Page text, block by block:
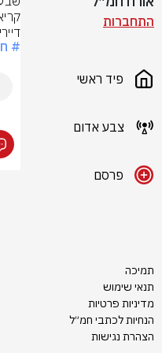
התחברות
פיד ראשי
צבע אדום
פרסם
תמיכה
תנאי שימוש
מדיניות פרטיות
הנחיות לכתבי חמ״ל
הצהרת נגישות
#